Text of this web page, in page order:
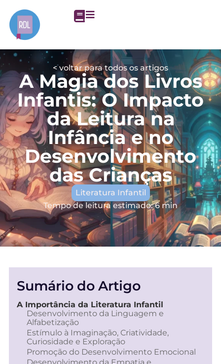
< voltar para todos os artigos
A Magia dos Livros
Infantis: O Impacto
da Leitura na
Infância e no
Desenvolvimento
das Crianças
Literatura Infantil
Tempo de leitura estimado: 6 min
Sumário do Artigo
A Importância da Literatura Infantil
Desenvolvimento da Linguagem e
Alfabetização
Estímulo à Imaginação, Criatividade,
Curiosidade e Exploração
Promoção do Desenvolvimento Emocional